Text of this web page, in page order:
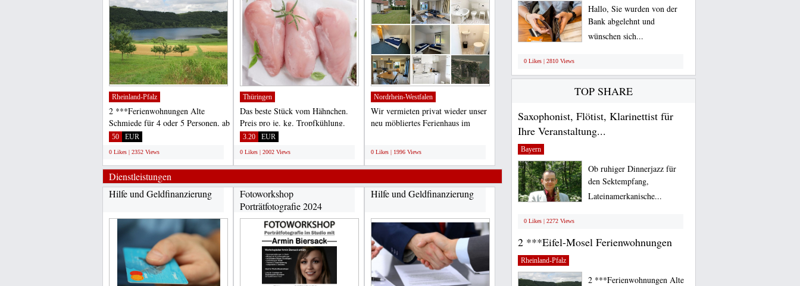
Rheinland-Pfalz
2 ***Ferienwohnungen Alte
Schmiede für 4 oder 5 Personen, ab
50, 00 Euro, in
50 EUR
0 Likes | 2352 Views
Thüringen
Das beste Stück vom Hähnchen.
Preis pro je. kg. Tropfkühlung.
Zustellung tiefgefroren....
3.20 EUR
0 Likes | 2002 Views
Nordrhein-Westfalen
Wir vermieten privat wieder unser
neu möbliertes Ferienhaus im
0 Likes | 1996 Views
Dienstleistungen
Hilfe und Geldfinanzierung
Fotoworkshop
Porträtfotografie 2024
Hilfe und Geldfinanzierung
Hallo, Sie wurden von der
Bank abgelehnt und
wünschen sich...
0 Likes | 2810 Views
TOP SHARE
Saxophonist, Flötist, Klarinettist für
Ihre Veranstaltung...
Bayern
Ob ruhiger Dinnerjazz für
den Sektempfang,
Lateinamerkanische...
0 Likes | 2272 Views
2 ***Eifel-Mosel Ferienwohnungen
Rheinland-Pfalz
2 ***Ferienwohnungen Alte